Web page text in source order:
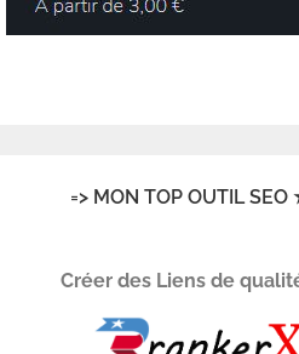
=> MON TOP OUTIL SEO
Créer des Liens de